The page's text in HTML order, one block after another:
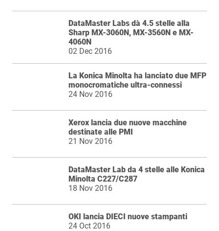
DataMaster Labs dà 4.5 stelle alla
Sharp MX-3060N, MX-3560N e MX-
4060N
02 Dec 2016
La Konica Minolta ha lanciato due MFP
monocromatiche ultra-connessi
24 Nov 2016
Xerox lancia due nuove macchine
destinate alle PMI
21 Nov 2016
DataMaster Lab da 4 stelle alle Konica
Minolta C227/C287
18 Nov 2016
OKI lancia DIECI nuove stampanti
24 Oct 2016